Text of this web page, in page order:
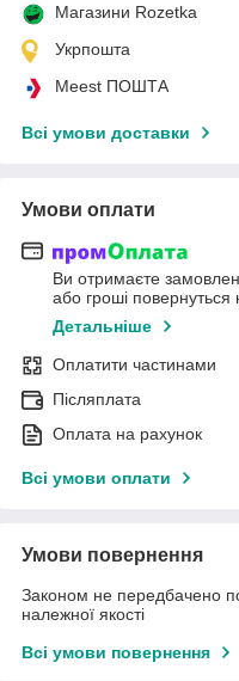
Магазини Rozetka
Укрпошта
Meest ПОШТА
Всі умови доставки
Умови оплати
Ви отримаєте
або гроші повернуться
Детальніше
Оплатити частинами
Післяплата
Оплата на рахунок
Всі умови оплати
Умови повернення
Законом не передбачено
належної якості
Всі умови повернення